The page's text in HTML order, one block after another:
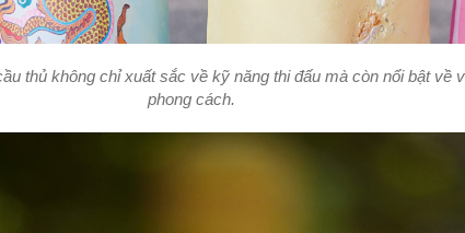
thủ không chỉ xuất sắc về kỹ năng thi đấu mà còn nổi bật về
phong cách.